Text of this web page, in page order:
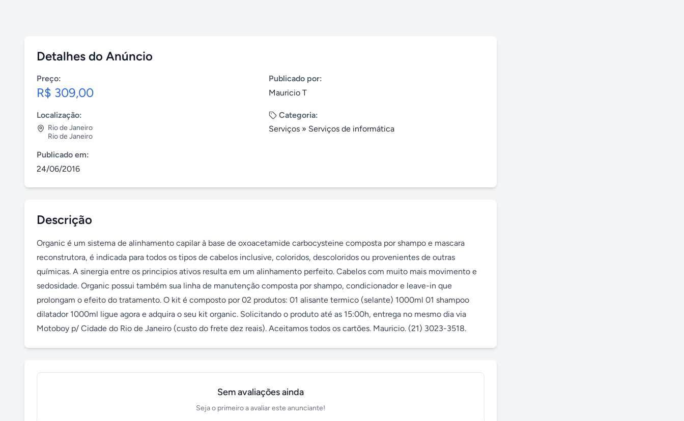
Detalhes do Anúncio
Preço:
R$ 309,00
Publicado por:
Mauricio T
Localização:
Rio de Janeiro
Rio de Janeiro
Categoria:
Serviços » Serviços de informática
Publicado em:
24/06/2016
Descrição
Organic é um sistema de alinhamento capilar à base de oxoacetamide carbocysteine composta por shampo e mascara
reconstrutora, é indicada para todos os tipos de cabelos inclusive, coloridos, descoloridos ou provenientes de outras
químicas. A sinergia entre os principios ativos resulta em um alinhamento perfeito. Cabelos com muito mais movimento e
sedosidade. Organic possui também sua linha de manutenção composta por shampo, condicionador e leave-in que
prolongam o efeito do tratamento. O kit é composto por 02 produtos: 01 alisante termico (selante) 1000ml 01 shampoo
dilatador 1000ml ligue agora e adquira o seu kit organic. Solicitando o produto até as 15:00h, entrega no mesmo dia via
Motoboy p/ Cidade do Rio de Janeiro (custo do frete dez reais). Aceitamos todos os cartões. Mauricio. (21) 3023-3518.
Sem avaliações ainda
Seja o primeiro a avaliar este anunciante!